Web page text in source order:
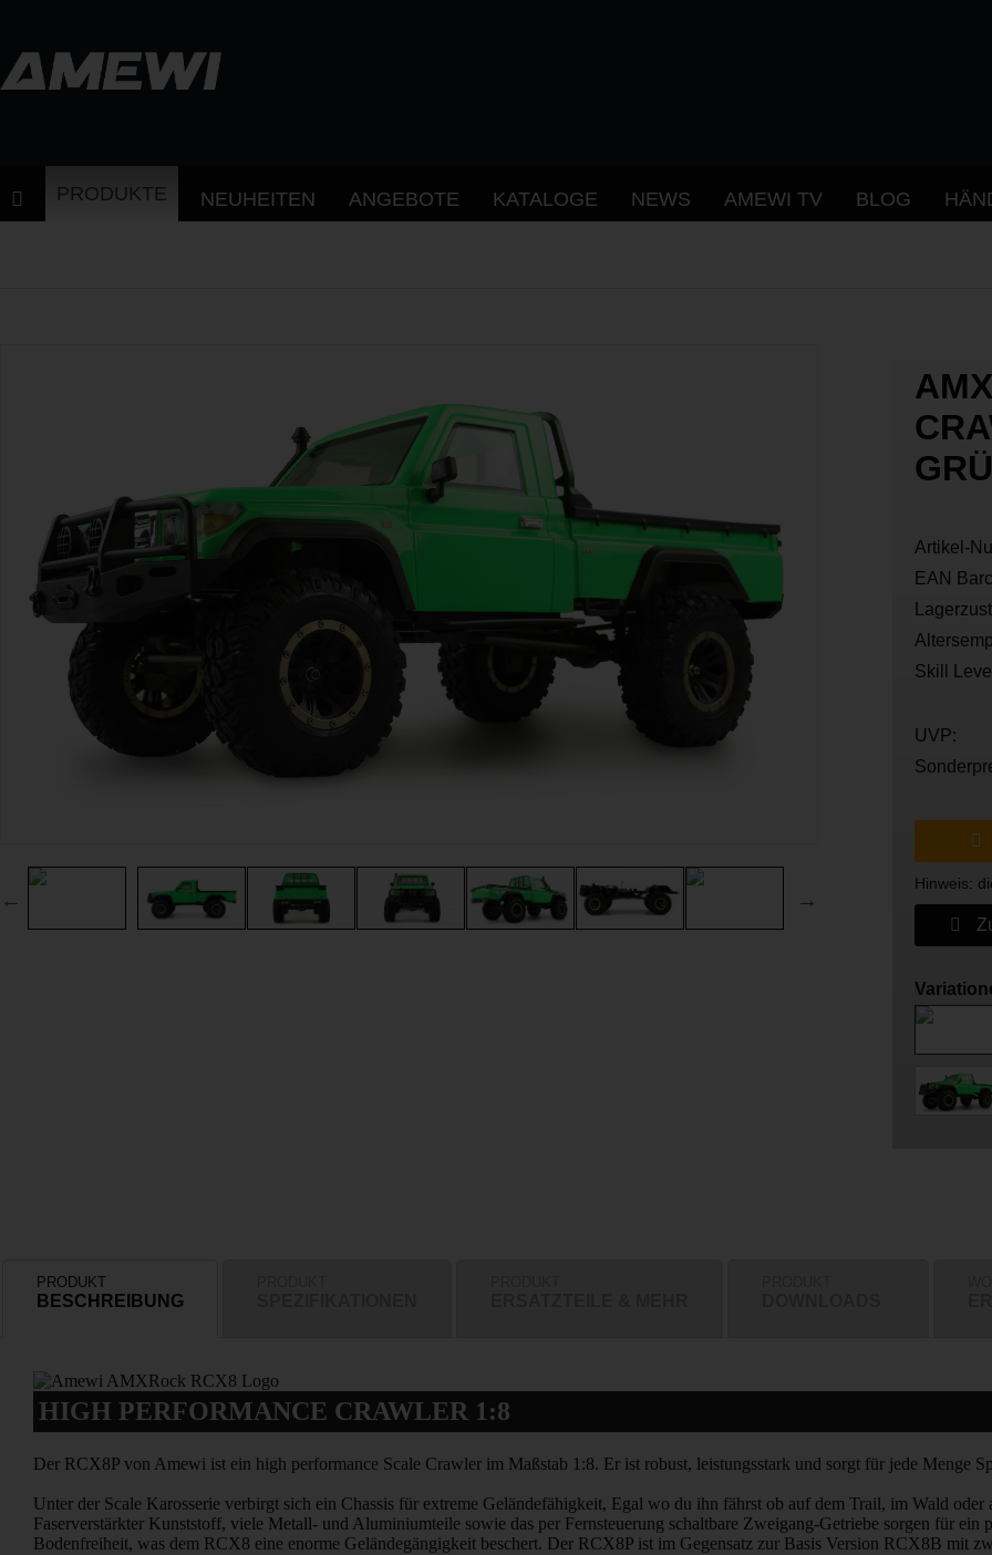
PRODUKTE NEUHEITEN ANGEBOTE KATALOGE NEWS AMEWI TV BLOG
Artikel-
EAN
Skill
UVP:
Hinweis:
PRODUKT
BESCHREIBUNG
HIGH PERFORMANCE CRAWLER 1:8
Der RCX8P von Amewi ist ein high performance Scale Crawler im Maßstab 1:8. Er ist robust, leistungsstark und sorgt für jede Menge
Unter der Scale Karosserie verbirgt sich ein Chassis für extreme Geländefähigkeit, Egal wo du ihn fährst ob auf dem Trail, im Wald
Faserverstärkter Kunststoff, viele Metall- und Aluminiumteile sowie das per Fernsteuerung schaltbare Zweigang-Getriebe sorgen für ein
Bodenfreiheit, was dem RCX8 eine enorme Geländegängigkeit beschert. Der RCX8P ist im Gegensatz zur Basis Version RCX8B mit